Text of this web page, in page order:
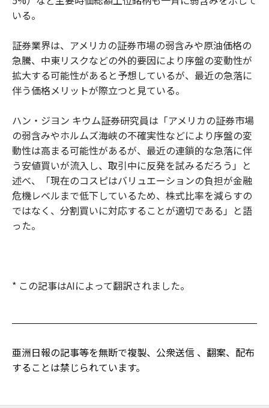
いる。
証券業界は、アメリカの証券市場の弱含みや原油価格の
急騰、中東リスクなどの外的要因により序盤の変動性が
拡大する可能性があると予想しているが、最近の急落に
伴う価格メリットが際立つと見ている。
ハン・ジヨン キウム証券研究員は「アメリカの証券市場
の弱含みやホルムズ海峡の不確実性などにより序盤の変
動性は高まる可能性があるが、最近の連鎖的な急落に伴
う安値買いが流入し、取引中に反発を試みるだろう」と
述べ、「現在のコスピはバリュエーションの負担が金融
危機レベルまで低下しているため、株式比率を減らすの
ではなく、分割買いに対応することが適切である」と語
った。
* この記事はAIによって翻訳されました。
亜洲日報の記事等を無断で複製、公衆送信 、翻案、配布
することは禁じられています。